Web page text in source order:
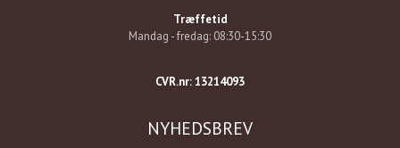
Træffetid
Mandag - fredag: 08:30-15:30
CVR.nr: 13214093
NYHEDSBREV